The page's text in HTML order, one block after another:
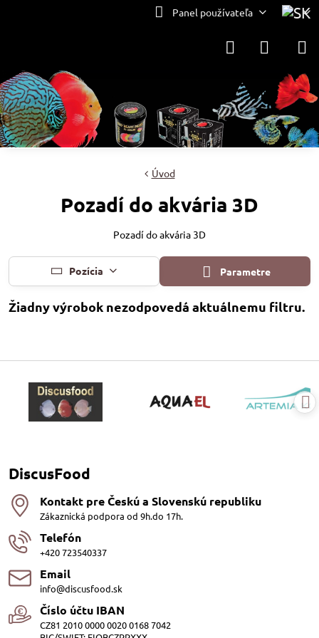
Panel používateľa
Úvod
Pozadí do akvária 3D
Pozadí do akvária 3D
Pozícia Parametre
DiscusFood
Kontakt pre Českú a Slovenskú republiku
Zákaznická podpora od 9h.do 17h.
Telefón
+420 723540337
Email
info@discusfood.sk
Číslo účtu IBAN
CZ81 2010 0000 0020 0168 7042